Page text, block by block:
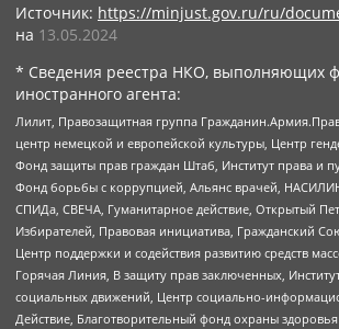
Источник: https://minjust.gov.ru/ru/
на 13.05.2024
* Сведения реестра НКО, выполняющих
иностранного агента:
Лилит, Правозащитная группа
центр немецкой и европейской культуры, Центр
Фонд защиты прав граждан Штаб, Институт права и
Фонд борьбы с коррупцией, Альянс врачей,
СПИДа, СВЕЧА, Гуманитарное действие, Открытый
Избирателей, Правовая инициатива, Гражданский
Центр поддержки и содействия развитию средств
Горячая Линия, В защиту прав заключенных,
социальных движений, Центр социально-
Действие, Благотворительный фонд охраны